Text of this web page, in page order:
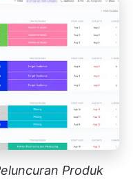
Produk